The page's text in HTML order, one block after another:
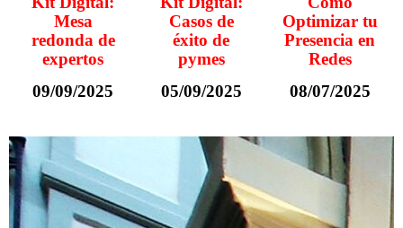
Mesa
redonda de
expertos
09/09/2025
Casos de
éxito de
pymes
05/09/2025
Optimizar tu
Presencia en
Redes
08/07/2025